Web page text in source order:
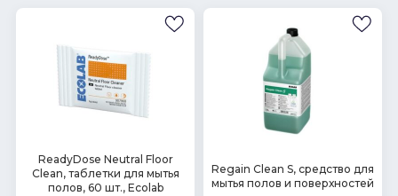
наличии
ReadyDose Neutral Floor
Clean, таблетки для мытья
полов, 60 шт., Ecolab
В
наличии
Regain Clean S, средство для
мытья полов и поверхностей